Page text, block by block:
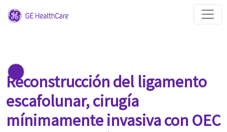
Reconstrucción del ligamento
escafolunar, cirugía
mínimamente invasiva con OEC